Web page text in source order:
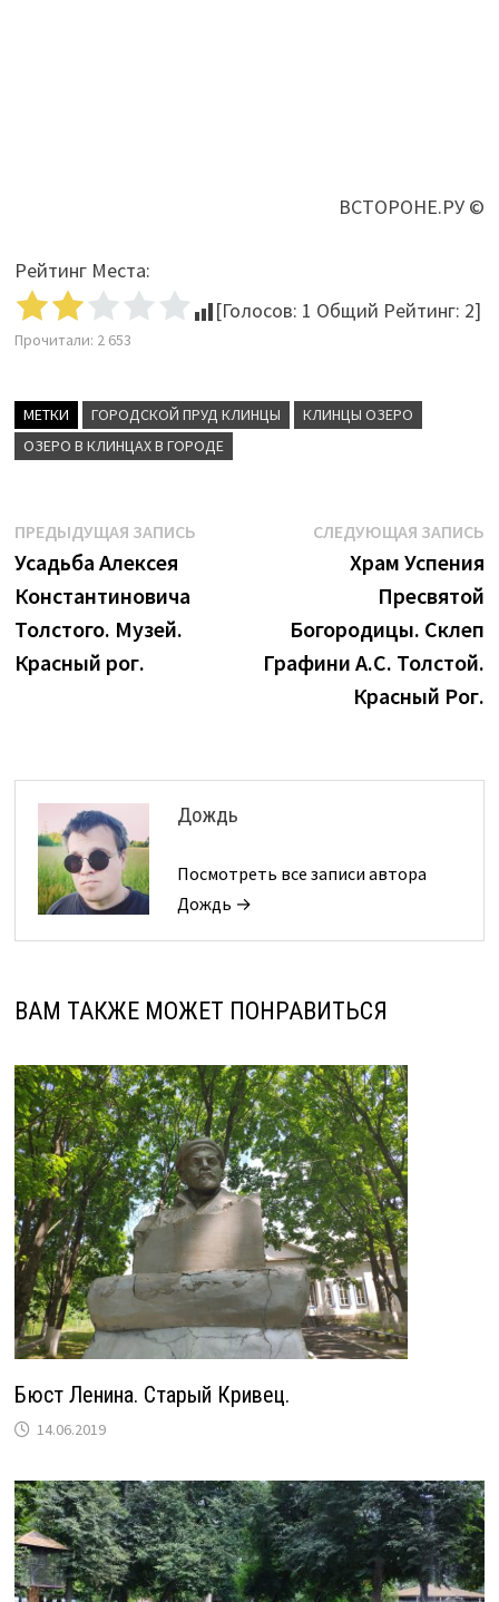
ВСТОРОНЕ.РУ ©
Рейтинг Места:
[Голосов: 1 Общий Рейтинг: 2]
Прочитали: 2 653
МЕТКИ ГОРОДСКОЙ ПРУД КЛИНЦЫ
КЛИНЦЫ ОЗЕРО
ОЗЕРО В КЛИНЦАХ В ГОРОДЕ
Навигация
по
записям
ПРЕДЫДУЩАЯ ЗАПИСЬПредыдущая
Усадьба Алексея
Константиновича
Толстого. Музей.
Красный рог.
СЛЕДУЮЩАЯ ЗАПИСЬ
Храм Успения
Пресвятой
Богородицы. Склеп
Графини А.С. Толстой.
Красный Рог.
Дождь
Посмотреть все записи автора
Дождь →
ВАМ ТАКЖЕ МОЖЕТ ПОНРАВИТЬСЯ
Бюст Ленина. Старый Кривец.
14.06.2019